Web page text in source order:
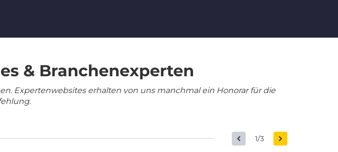
& Branchenexperten
Expertenwebsites erhalten von uns manchmal ein Honorar für die
1/3